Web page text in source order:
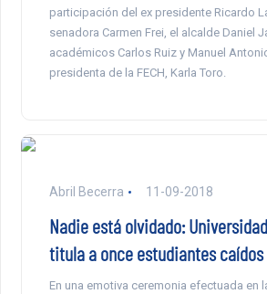
participación del ex presidente Ricardo
senadora Carmen Frei, el alcalde Daniel
académicos Carlos Ruiz y Manuel
presidenta de la FECH, Karla Toro.
Abril Becerra 11-09-2018
Nadie está olvidado:
titula a once estudiantes
En una emotiva ceremonia efectuada en